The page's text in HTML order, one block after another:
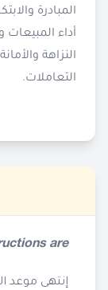
المبادرة
أداء
النزاهة
التعاملات.
are
إنتهى موعد